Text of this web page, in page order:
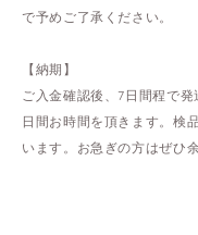
で予めご了承ください。
【納期】
ご入金確認後、7日間程で
日間お時間を頂きます。検
います。お急ぎの方はぜひ